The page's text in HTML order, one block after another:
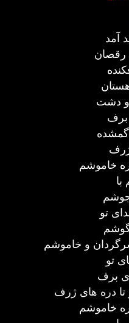
آمد
رقصان
و دشت
برف
خاموشم
با
جوشم
تو
و خاموشم
تو
برف
دره های ژرف
خاموشم